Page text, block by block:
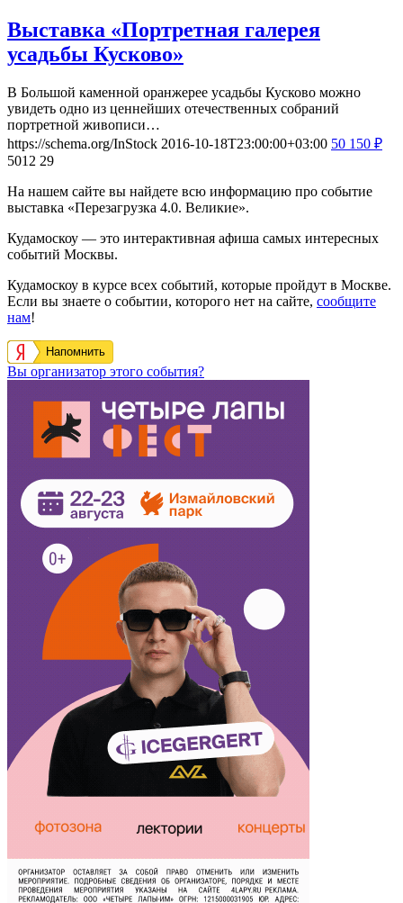
Выставка «Портретная галерея
усадьбы Кусково»
В Большой каменной оранжерее усадьбы Кусково можно
увидеть одно из ценнейших отечественных собраний
портретной живописи…
https://schema.org/InStock 2016-10-18T23:00:00+03:00 50 150 ₽
5012 29
На нашем сайте вы найдете всю информацию про событие
выставка «Перезагрузка 4.0. Великие».
Кудамоскоу — это интерактивная афиша самых интересных
событий Москвы.
Кудамоскоу в курсе всех событий, которые пройдут в Москве.
Если вы знаете о событии, которого нет на сайте, сообщите
нам!
Напомнить
Вы организатор этого события?